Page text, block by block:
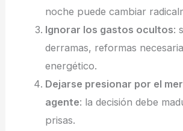
noche puede cambiar
Ignorar los gastos ocultos:
derramas, reformas
energético.
Dejarse presionar por el
agente: la decisión debe
prisas.